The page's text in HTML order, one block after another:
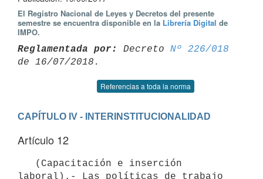
El Registro Nacional de Leyes y Decretos del presente
semestre se encuentra disponible en la Librería Digital de
IMPO.
Reglamentada por: Decreto Nº 226/018
Referencias a toda la norma
CAPÍTULO IV - INTERINSTITUCIONALIDAD
Artículo 12
laboral).- Las políticas de trabajo